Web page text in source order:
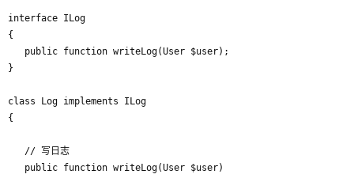
interface ILog
{
   public function writeLog(User $user);
}
class Log implements ILog
{
   // 写日志
   public function writeLog(User $user)